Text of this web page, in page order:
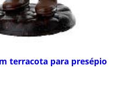
terracota para presépio